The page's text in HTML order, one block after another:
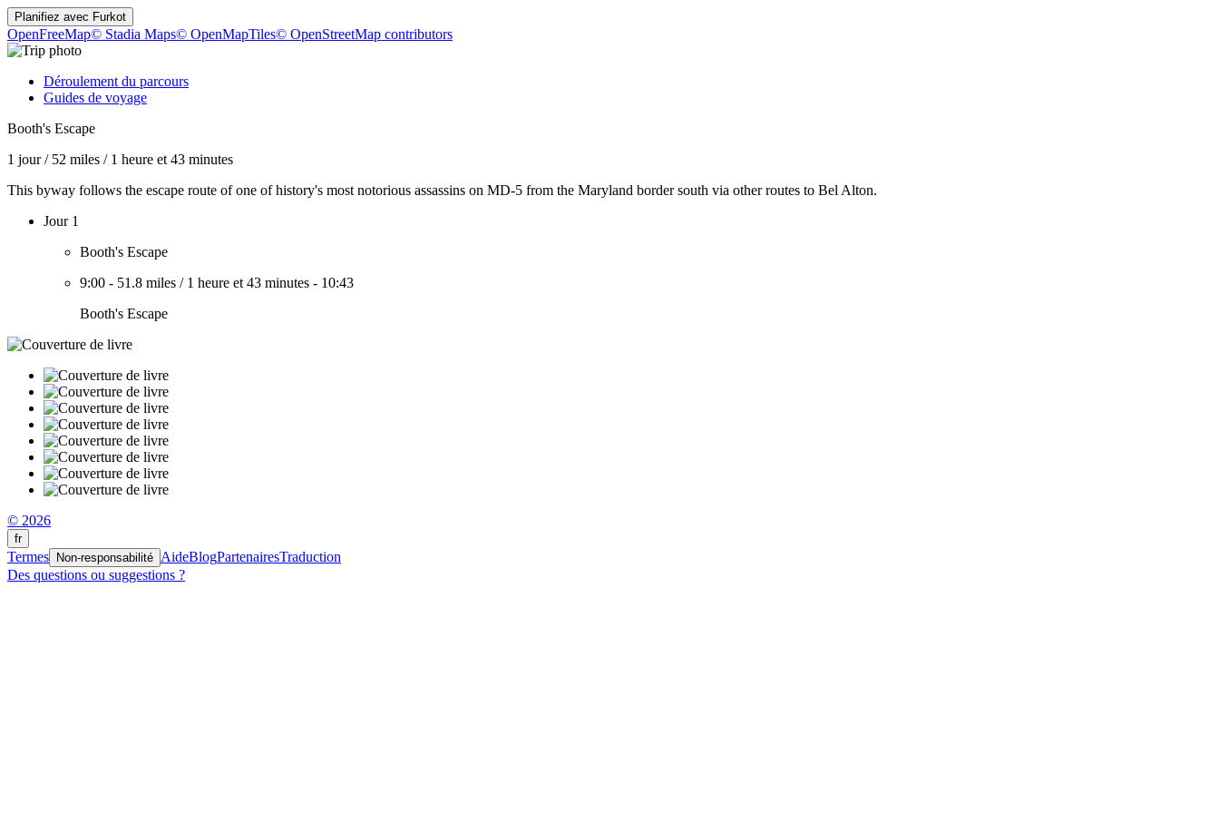
Planifiez avec Furkot
OpenFreeMap© Stadia Maps© OpenMapTiles© OpenStreetMap contributors
Déroulement du parcours
Guides de voyage
Booth's Escape
1 jour/ 52 miles / 1 heure et 43 minutes
This byway follows the escape route of one of history's most notorious assassins on MD-5 from the Maryland border south via other routes to Bel Alton.
Jour 1
Booth's Escape
9:00 - 51.8 miles / 1 heure et 43 minutes - 10:43
Booth's Escape
© 2026
fr
Termes Non-responsabilité AideBlogPartenairesTraduction
Des questions ou suggestions ?